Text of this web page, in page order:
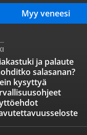
Myy veneesi
ja palaute
salasanan?
kysyttyä